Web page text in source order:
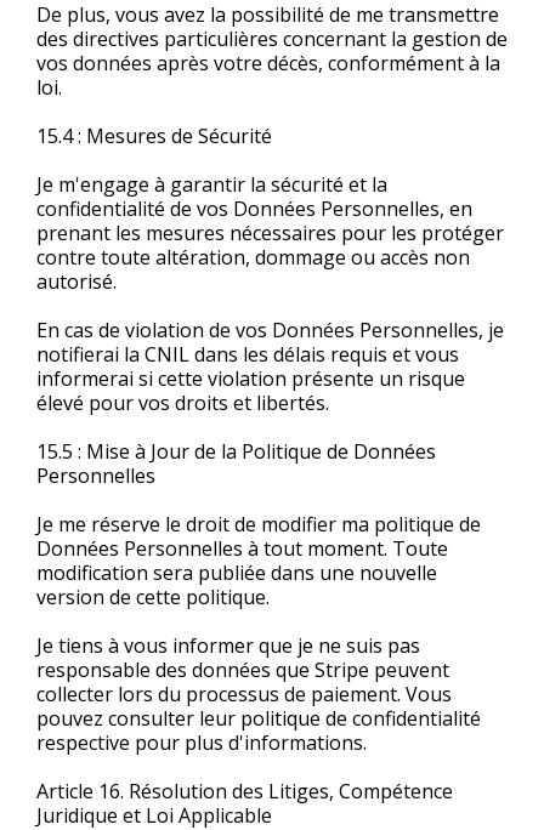
De plus, vous avez la possibilité de me transmettre
des directives particulières concernant la gestion de
vos données après votre décès, conformément à la
loi.
15.4 : Mesures de Sécurité
Je m'engage à garantir la sécurité et la
confidentialité de vos Données Personnelles, en
prenant les mesures nécessaires pour les protéger
contre toute altération, dommage ou accès non
autorisé.
En cas de violation de vos Données Personnelles, je
notifierai la CNIL dans les délais requis et vous
informerai si cette violation présente un risque
élevé pour vos droits et libertés.
15.5 : Mise à Jour de la Politique de Données
Personnelles
Je me réserve le droit de modifier ma politique de
Données Personnelles à tout moment. Toute
modification sera publiée dans une nouvelle
version de cette politique.
Je tiens à vous informer que je ne suis pas
responsable des données que Stripe peuvent
collecter lors du processus de paiement. Vous
pouvez consulter leur politique de confidentialité
respective pour plus d'informations.
Article 16. Résolution des Litiges, Compétence
Juridique et Loi Applicable